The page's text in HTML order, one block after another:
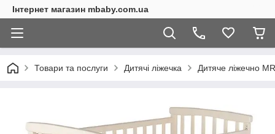
Інтернет магазин mbaby.com.ua
Товари та послуги Дитячі ліжечка Дитяче ліжечно